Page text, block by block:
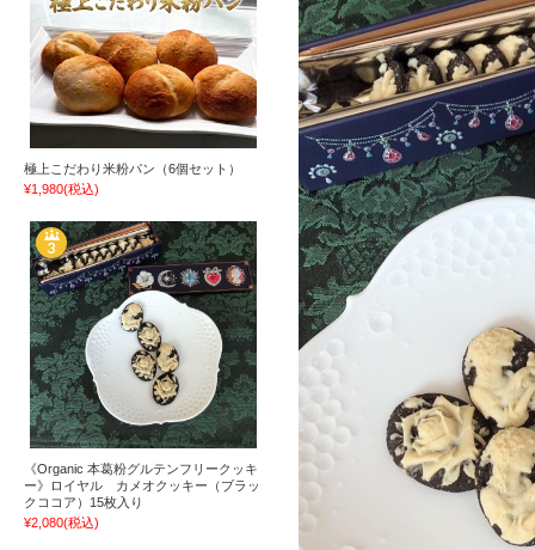
極上こだわり米粉パン（6個セット）
¥1,980(税込)
《Organic 本葛粉グルテンフリークッキ
ー》ロイヤル カメオクッキー（ブラッ
クココア）15枚入り
¥2,080(税込)